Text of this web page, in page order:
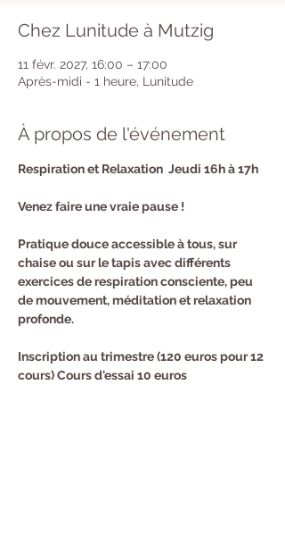
Chez Lunitude à Mutzig
11 févr. 2027, 16:00 – 17:00
Après-midi - 1 heure, Lunitude
À propos de l'événement
Respiration et Relaxation  Jeudi 16h à 17h
Venez faire une vraie pause !
Pratique douce accessible à tous, sur
chaise ou sur le tapis avec différents
exercices de respiration consciente, peu
de mouvement, méditation et relaxation
profonde.
Inscription au trimestre (120 euros pour 12
cours) Cours d'essai 10 euros